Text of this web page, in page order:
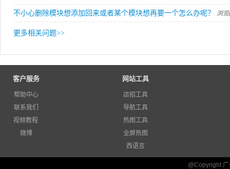
不小心删除模块想添加回来或者某个模块想再要一个怎么办呢？ 浏
更多相关问题>>
客户服务 网站工具
帮助中心
联系我们
店招工具
导航工具
热图工具
全屏热图
西语言
微博
@Copyright
视频教程